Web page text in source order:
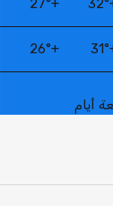
32°
+
27°
31°
+
26°
أيام